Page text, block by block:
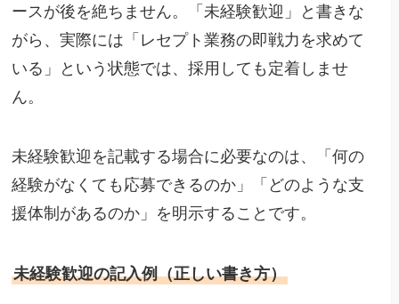
ースが後を絶ちません。「未経験歓迎」と書きな
がら、実際には「レセプト業務の即戦力を求めて
いる」という状態では、採用しても定着しませ
ん。
未経験歓迎を記載する場合に必要なのは、「何の
経験がなくても応募できるのか」「どのような支
援体制があるのか」を明示することです。
未経験歓迎の記入例（正しい書き方）